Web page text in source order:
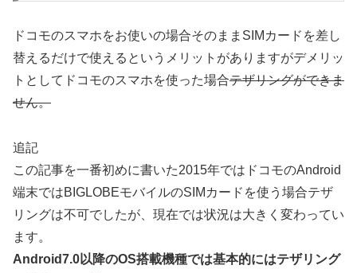
ドコモのスマホをお使いの場合そのままSIMカードを差し
替えるだけで使えるというメリットがありますがデメリッ
トとしてドコモのスマホを使った場合テザリングができま
せん。
追記
この記事を一番初めに書いた2015年ではドコモのAndroid
端末ではBIGLOBEモバイルのSIMカードを使う場合テザ
リングは不可でしたが、現在では状況は大きく変わってい
ます。
Android7.0以降のOS搭載機種では基本的にはテザリング